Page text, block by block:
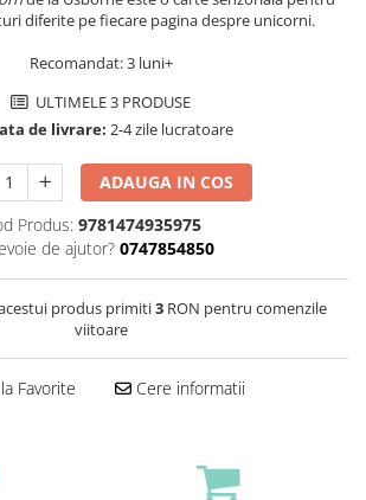
diferite pe fiecare pagina despre unicorni.
Recomandat: 3 luni+
ULTIMELE 3 PRODUSE
de livrare: 2-4 zile lucratoare
ADAUGA IN COS
Produs: 9781474935975
de ajutor? 0747854850
produs primiti3RON pentru comenzile
viitoare
Favorite Cere informatii